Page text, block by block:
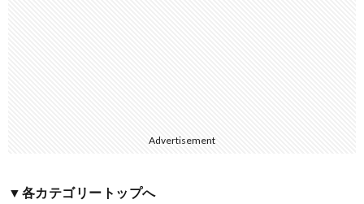
Advertisement
▼各カテゴリートップへ